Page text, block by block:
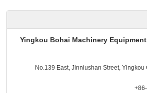
Yingkou Bohai Machinery
No.139 East, Jinniushan Street, Yingkou